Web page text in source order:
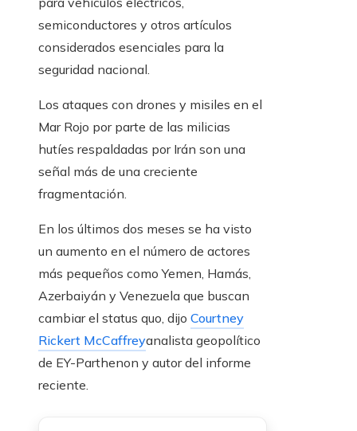
semiconductores y otros artículos
considerados esenciales para la
seguridad nacional.
Los ataques con drones y misiles en el
Mar Rojo por parte de las milicias
hutíes respaldadas por Irán son una
señal más de una creciente
fragmentación.
En los últimos dos meses se ha visto
un aumento en el número de actores
más pequeños como Yemen, Hamás,
Azerbaiyán y Venezuela que buscan
cambiar el status quo, dijo Courtney
Rickert McCaffreyanalista geopolítico
de EY-Parthenon y autor del informe
reciente.